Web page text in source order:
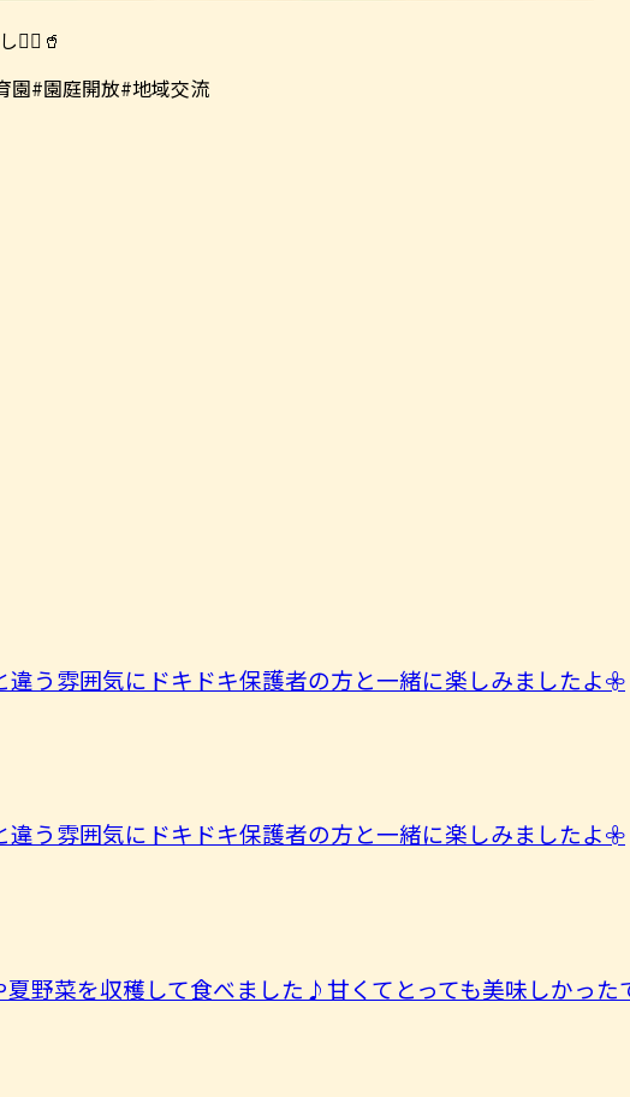
🏻🥤
園#園庭開放#地域交流
う雰囲気にドキドキ保護者の方と一緒に楽しみましたよ︎𖧷
う雰囲気にドキドキ保護者の方と一緒に楽しみましたよ︎𖧷
野菜を収穫して食べました♪甘くてとっても美味しかっ